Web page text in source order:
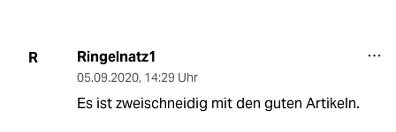
R Ringelnatz1
05.09.2020, 14:29 Uhr
Es ist zweischneidig mit den guten Artikeln.